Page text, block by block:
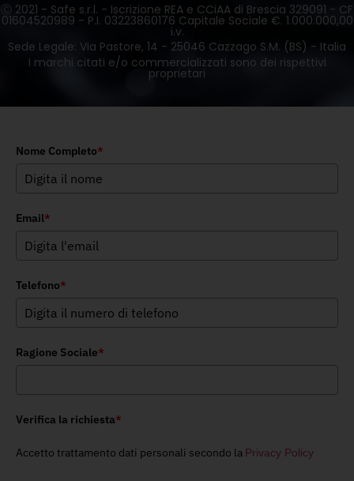
Ⓒ 2021 - Safe s.r.l. - Iscrizione REA e CCiAA di Brescia 329091 - CF
01604520989 - P.I. 03223860176 Capitale Sociale €. 1.000.000,00
i.v.
Sede Legale: Via Pastore, 14 - 25046 Cazzago S.M. (BS) - Italia
I marchi citati e/o commercializzati sono dei rispettivi
proprietari
Nome Completo*
Email*
Telefono*
Ragione Sociale*
Verifica la richiesta*
Accetto trattamento dati personali secondo la Privacy Policy